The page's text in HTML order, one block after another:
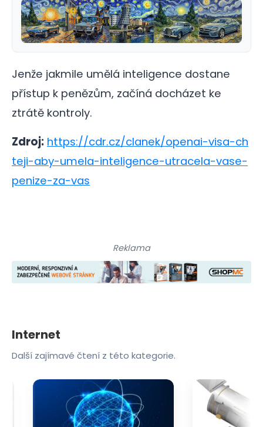
Jenže jakmile umělá inteligence dostane
přístup k penězům, začíná docházet ke
ztrátě kontroly.
Zdroj: https://cdr.cz/clanek/openai-visa-ch
teji-aby-umela-inteligence-utracela-vase-
penize-za-vas
Reklama
Internet
Další zajímavé čtení z této kategorie.